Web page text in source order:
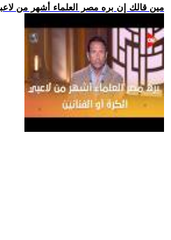
.. مين قالك إن بره مصر العلماء أشهر من